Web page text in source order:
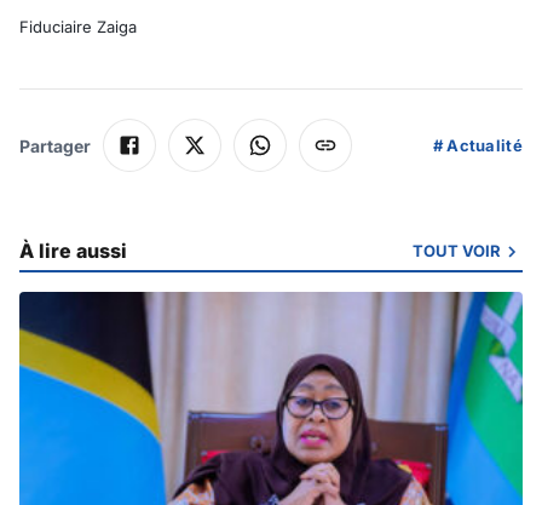
Fiduciaire Zaiga
Partager #Actualité
À lire aussi TOUT VOIR